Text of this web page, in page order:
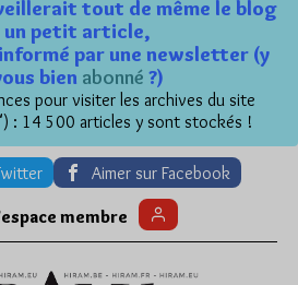
tout de même le blog
un petit article,
par une newsletter (y
bien abonné ?)
pour visiter les archives du site
: 14 500 articles y sont stockés !
Aimer sur Facebook
membre